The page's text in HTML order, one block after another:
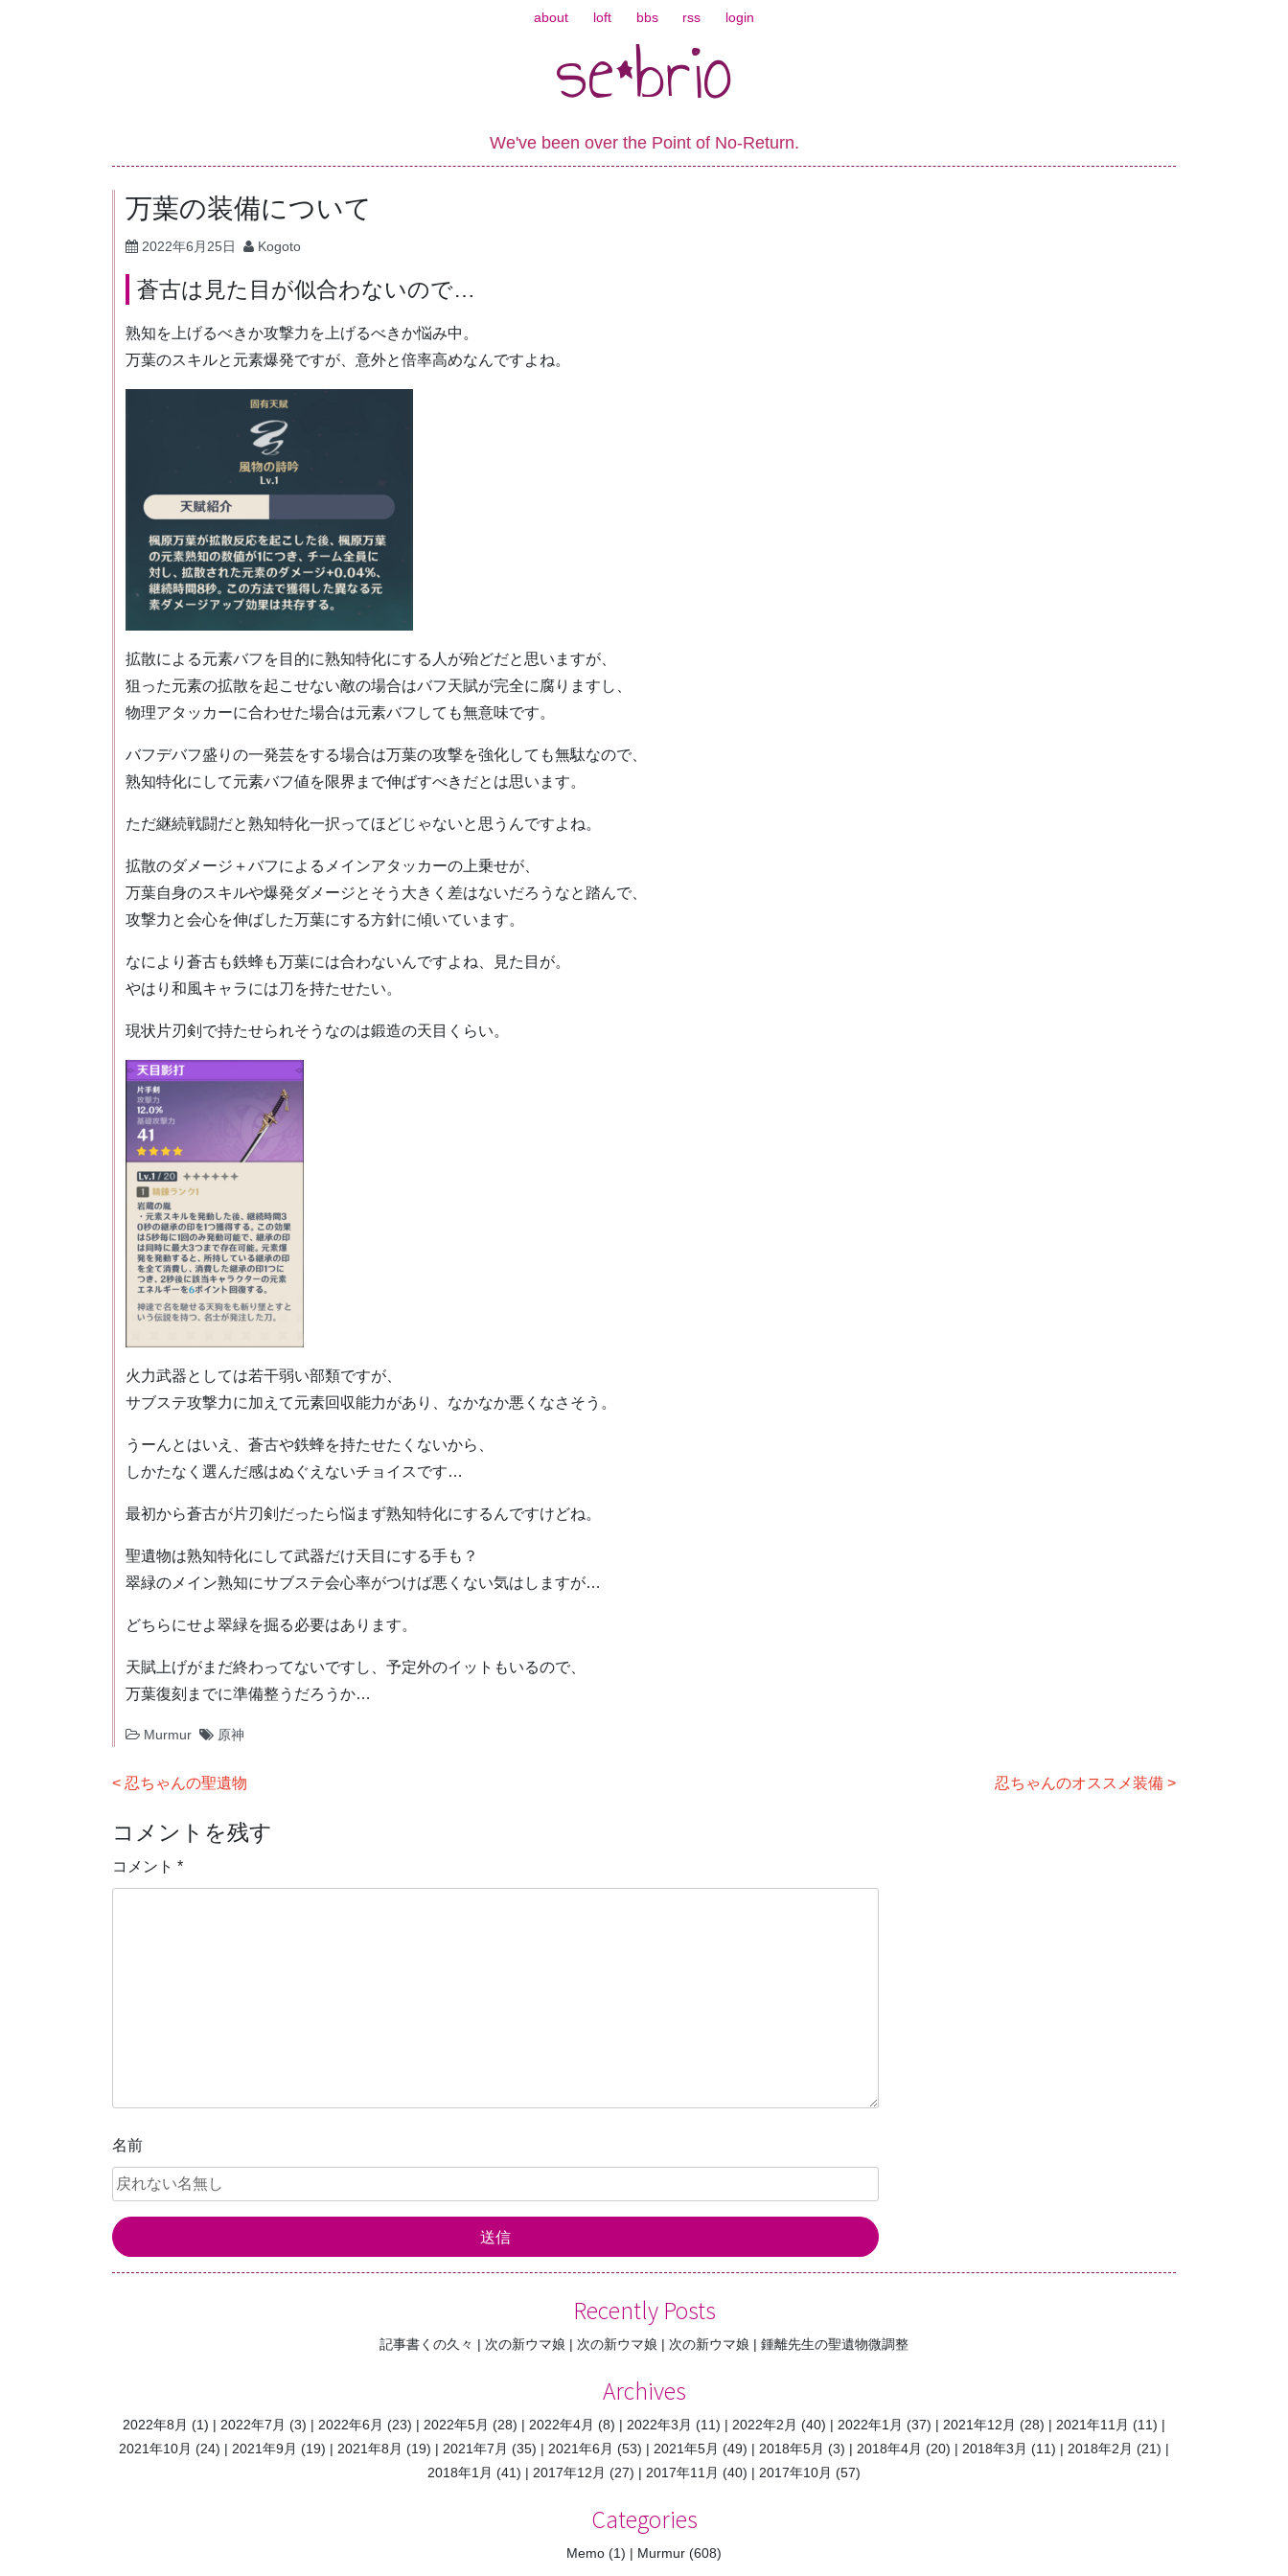
about loft bbs rss login
se*brio
We've been over the Point of No-Return.
万葉の装備について
2022年6月25日 Kogoto
蒼古は見た目が似合わないので…
熟知を上げるべきか攻撃力を上げるべきか悩み中。
万葉のスキルと元素爆発ですが、意外と倍率高めなんですよね。
拡散による元素バフを目的に熟知特化にする人が殆どだと思いますが、
狙った元素の拡散を起こせない敵の場合はバフ天賦が完全に腐りますし、
物理アタッカーに合わせた場合は元素バフしても無意味です。
バフデバフ盛りの一発芸をする場合は万葉の攻撃を強化しても無駄なので、
熟知特化にして元素バフ値を限界まで伸ばすべきだとは思います。
ただ継続戦闘だと熟知特化一択ってほどじゃないと思うんですよね。
拡散のダメージ＋バフによるメインアタッカーの上乗せが、
万葉自身のスキルや爆発ダメージとそう大きく差はないだろうなと踏んで、
攻撃力と会心を伸ばした万葉にする方針に傾いています。
なにより蒼古も鉄蜂も万葉には合わないんですよね、見た目が。
やはり和風キャラには刀を持たせたい。
現状片刃剣で持たせられそうなのは鍛造の天目くらい。
火力武器としては若干弱い部類ですが、
サブステ攻撃力に加えて元素回収能力があり、なかなか悪くなさそう。
うーんとはいえ、蒼古や鉄蜂を持たせたくないから、
しかたなく選んだ感はぬぐえないチョイスです…
最初から蒼古が片刃剣だったら悩まず熟知特化にするんですけどね。
聖遺物は熟知特化にして武器だけ天目にする手も？
翠緑のメイン熟知にサブステ会心率がつけば悪くない気はしますが…
どちらにせよ翠緑を掘る必要はあります。
天賦上げがまだ終わってないですし、予定外のイットもいるので、
万葉復刻までに準備整うだろうか…
Murmur 原神
投
ナ
ビ
ゲ
忍ちゃんの聖遺物 忍ちゃんのオススメ装備
コメントを残す
コメント *
名前
Recently Posts
記事書くの久々 次の新ウマ娘 次の新ウマ娘 次の新ウマ娘 鍾離先生の聖遺物微調整
Archives
2022年8月 (1) 2022年7月 (3) 2022年6月 (23) 2022年5月 (28) 2022年4月 (8) 2022年3月 (11) 2022年2月 (40) 2022年1月 (37) 2021年12月 (28) 2021年11月 (11)
2021年10月 (24) 2021年9月 (19) 2021年8月 (19) 2021年7月 (35) 2021年6月 (53) 2021年5月 (49) 2018年5月 (3) 2018年4月 (20) 2018年3月 (11) 2018年2月 (21)
2018年1月 (41) 2017年12月 (27) 2017年11月 (40) 2017年10月 (57)
Categories
Memo (1) Murmur (608)